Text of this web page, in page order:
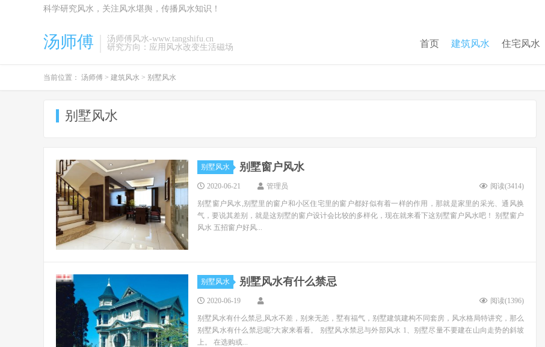
汤师傅
汤师傅风水-www.tangshifu.cn
研究方向：应用风水改变生活磁场
首页 建筑风水 住宅风水
科学研究风水，关注风水堪舆，传播风水知识！
当前位置： 汤师傅 > 建筑风水 > 别墅风水
别墅风水
别墅风水 别墅窗户风水
2020-06-21 管理员 阅读(3414)
别墅窗户风水,别墅里的窗户和小区住宅里的窗户都好似有着一样的作用，那就是家里的采光、通风换
气，要说其差别，就是这别墅的窗户设计会比较的多样化，现在就来看下这别墅窗户风水吧！ 别墅窗户
风水 五招窗户好风...
别墅风水 别墅风水有什么禁忌
2020-06-19 阅读(1396)
别墅风水有什么禁忌,风水不差，别来无恙，墅有福气，别墅建筑建构不同套房，风水格局特讲究，那么
别墅风水有什么禁忌呢?大家来看看。 别墅风水禁忌与外部风水 1、别墅尽量不要建在山向走势的斜坡
上。 在选购或...